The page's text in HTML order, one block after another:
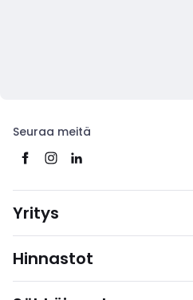
Seuraa meitä
Yritys
Hinnastot